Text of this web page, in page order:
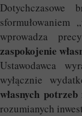
Dotychczasowe
wprowadza
zaspokojenie
Ustawodawca
wyłącznie
własnych
rozumianych